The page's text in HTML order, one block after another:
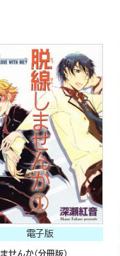
電子版
せんか（分冊版）